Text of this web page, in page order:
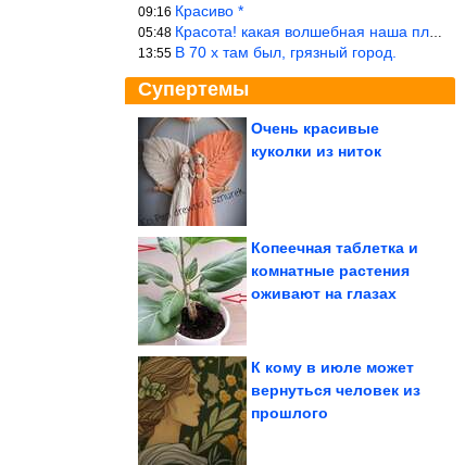
09:16 Красиво *
05:48 Красота! какая волшебная наша планета!… еще-бы, мы понимали это…
13:55 В 70 х там был, грязный город.
Супертемы
Очень красивые
куколки из ниток
Самые крупные
Копеечная таблетка и
комнатные растения
оживают на глазах
К кому в июле может
вернуться человек из
прошлого